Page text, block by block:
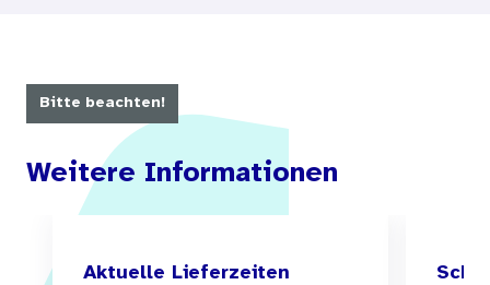
Bitte beachten!
Weitere Informationen
Aktuelle Lieferzeiten